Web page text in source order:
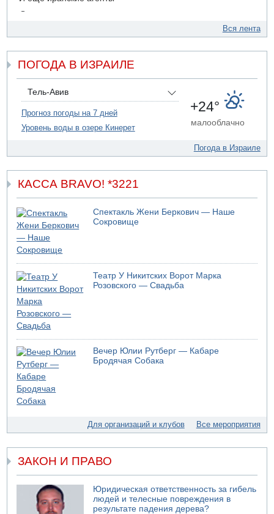
электрической компании
06.08.2026 13:07
Возле Кирьят-Арбы пожар на местности
06.08.2026 12:06
США не будут давить на Израиль в вопросе Ливана
Трое подростков ограбили сексшоп в Холоне
Вся лента
ПОГОДА В ИЗРАИЛЕ
Тель-Авив
Прогноз погоды на 7 дней
Уровень воды в озере Кинерет
+24°
малооблачно
Погода в Израиле
КАССА BRAVO! *3221
Спектакль Жени Беркович — Наше
Сокровище
Театр У Никитских Ворот Марка
Розовского — Свадьба
Вечер Юлии Рутберг — Кабаре
Бродячая Собака
Для организаций и клубов Все мероприятия
ЗАКОН И ПРАВО
Юридическая ответственность за гибель
людей и телесные повреждения в
результате падения дерева?